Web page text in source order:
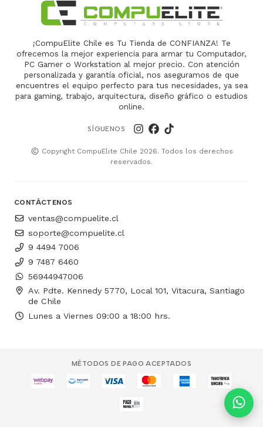
¡CompuElite Chile es Tu Tienda de CONFIANZA! Te
ofrecemos la mejor experiencia para armar tu Computador,
PC Gamer o Workstation al mejor precio. Con atención
personalizada y garantía oficial, nos aseguramos de que
encuentres el equipo perfecto para tus necesidades, ya sea
para gaming, trabajo, arquitectura, diseño gráfico o estudios
online.
SÍGUENOS
Copyright CompuElite Chile 2026. Todos los derechos
reservados.
CONTÁCTENOS
ventas@compuelite.cl
soporte@compuelite.cl
9 4494 7006
9 7487 6460
56944947006
Av. Pdte. Kennedy 5770, Local 101, Vitacura, Santiago
de Chile
Lunes a Viernes 09:00 a 18:00 hrs.
MÉTODOS DE PAGO ACEPTADOS